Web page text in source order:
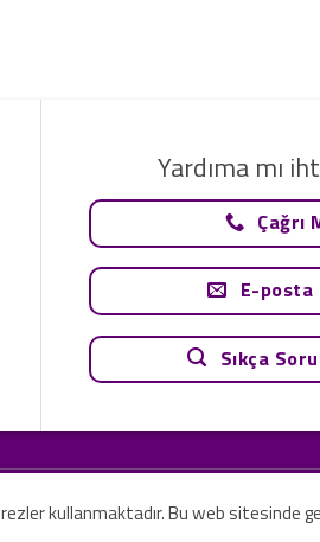
Yardıma mı
Çağrı
E-posta
Sıkça
tavsiye olarak değerlendirilemez.
amaçlanmamıştır.
kullanmaktadır. Bu web sitesinde